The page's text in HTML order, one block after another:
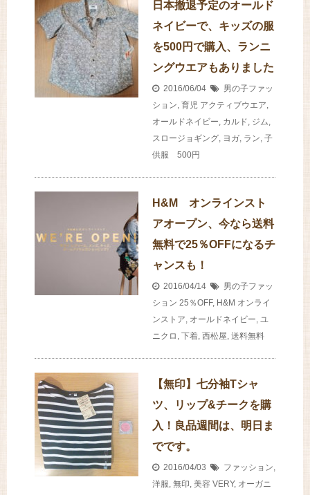
日本撤退予定のオールド
ネイビーで、キッズの服
を500円で購入、ランニ
ングウエアもありました
2016/06/04
男の子ファッ
ション, 育児 アクティブウエア,
オールドネイビー, カルド, ジム,
スロージョギング, ヨガ, ラン, 子
供服 500円
H&M オンラインスト
アオープン、今なら送料
無料で25％OFFになるチ
ャンスも！
2016/04/14
男の子ファッ
ション 25％OFF, H&M オンライ
ンストア, オールドネイビー, ユ
ニクロ , 下着, 西松屋, 送料無料
【無印】七分袖Tシャ
ツ、リップ&チークを購
入！良品週間は、明日ま
でです。
2016/04/03 ファッション,
洋服, 無印, 美容 VERY, オーガニ